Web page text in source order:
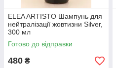
ELEA ARTISTO Шампунь для
нейтралізації жовтизни Silver,
300 мл
Готово до відправки
480 ₴